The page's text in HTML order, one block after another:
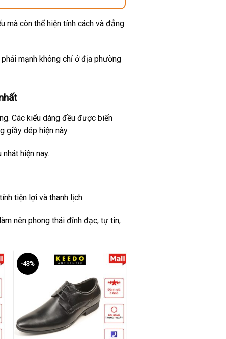
còn thể hiện tính cách và đẳng
mạnh không chỉ ở địa phường
Các kiểu dáng đều được biến
giầy dép hiện này
hiện nay.
tiện lợi và thanh lịch
nên phong thái đĩnh đạc, tự tin,
-43%